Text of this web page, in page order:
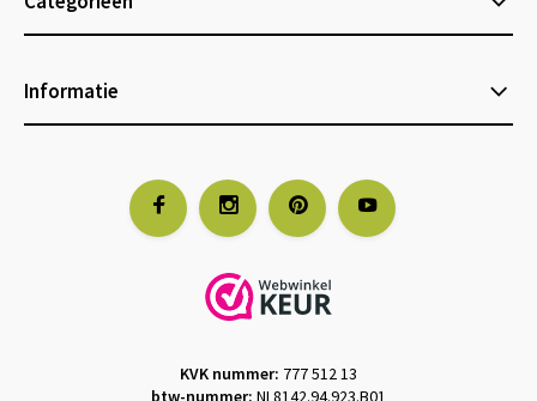
Informatie
KVK nummer: 777 512 13
btw-nummer: NL8142.94.923.B01